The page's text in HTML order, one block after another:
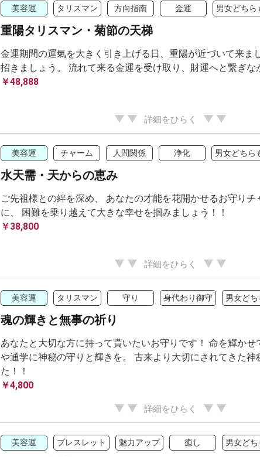
美容運 タリスマン 方向指南 金運 男女どちら
重陽タリスマン・菊節の天梯
金運期間の運氣を大きく引き上げる日、重陽が近づいて来ま
招きましょう。 流れて来る金運を受け取り、財運へと繋ぎ
￥48,888
詳細をひらく
美容運 チャーム 人間関係 浄化 男女どちら
水天需・天からの恵み
ご先祖様との絆を深め、 あなたの才能を花開かせるお守り
に、 困難を乗り越えて大きな幸せを掴みましょう！！
￥38,800
詳細をひらく
美容運 タリスマン 守り 身代わり御守 男女どち
魂の輝きと無事の祈り
あなたと大切な方に持って貰いたいお守りです！ 命を輝か
や通学に神秘の守りと輝きを。 古来より大切にされてきた
た！！
￥4,800
詳細をひらく
美容運 ブレスレット 魅力アップ 癒し 男女どち